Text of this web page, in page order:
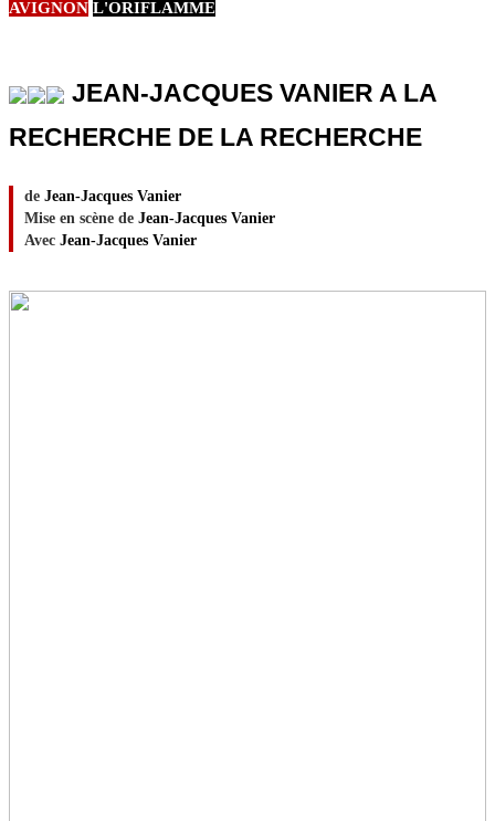
AVIGNON L'ORIFLAMME
JEAN-JACQUES VANIER A LA
RECHERCHE DE LA RECHERCHE
de Jean-Jacques Vanier
Mise en scène de Jean-Jacques Vanier
Avec Jean-Jacques Vanier